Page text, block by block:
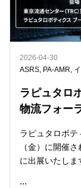
2026-04-30
ASRS, PA-AMR,
ラピュタロ
物流フォー
ラピュタロボ
（金）に開催
に出展いたしま
...
READ ME